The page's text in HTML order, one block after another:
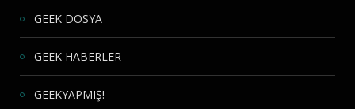
GEEK DOSYA
GEEK HABERLER
GEEKYAPMIŞ!